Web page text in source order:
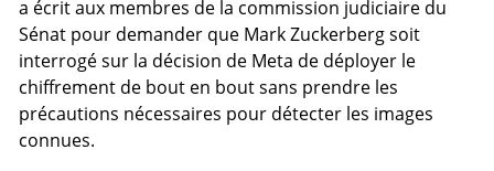
a écrit aux membres de la commission judiciaire du
Sénat pour demander que Mark Zuckerberg soit
interrogé sur la décision de Meta de déployer le
chiffrement de bout en bout sans prendre les
précautions nécessaires pour détecter les images
connues.